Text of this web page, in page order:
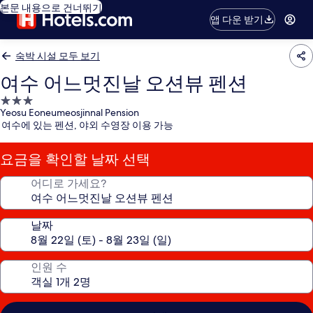
본문 내용으로 건너뛰기
앱 다운 받기
숙박 시설 모두 보기
여수 어느멋진날 오션뷰 펜션
3.0
성
급
숙
박
시
Yeosu Eoneumeosjinnal Pension
여수에 있는 펜션, 야외 수영장 이용 가능
요금을 확인할 날짜 선택
어디로 가세요?
날짜
인원 수